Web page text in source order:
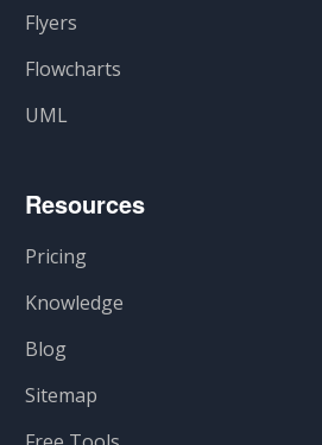
Flyers
Flowcharts
UML
Resources
Pricing
Knowledge
Blog
Sitemap